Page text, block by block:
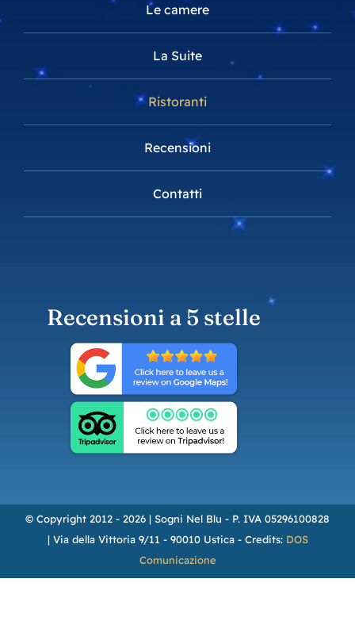
Le camere
La Suite
Ristoranti
Recensioni
Contatti
Recensioni a 5 stelle
© Copyright 2012 - 2026 | Sogni Nel Blu - P. IVA 05296100828
| Via della Vittoria 9/11 - 90010 Ustica - Credits: DOS
Comunicazione